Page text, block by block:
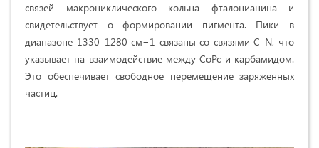
связей макроциклического кольца фталоцианина и
свидетельствует о формировании пигмента. Пики в
диапазоне 1330–1280 см−1 связаны со связями C–N, что
указывает на взаимодействие между CoPc и карбамидом.
Это обеспечивает свободное перемещение заряженных
частиц.